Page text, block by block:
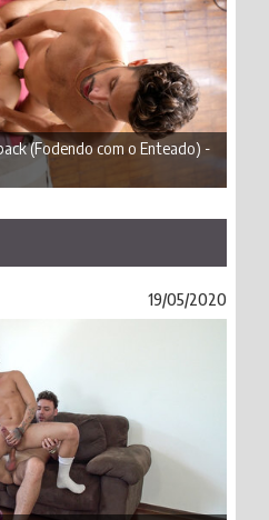
(Fodendo com o Enteado) -
19/05/2020